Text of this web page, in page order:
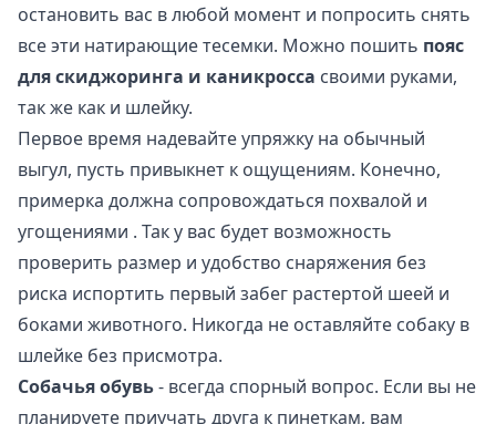
остановить вас в любой момент и попросить снять
все эти натирающие тесемки. Можно пошить пояс
для скиджоринга и каникросса своими руками,
так же как и шлейку.
Первое время надевайте упряжку на обычный
выгул, пусть привыкнет к ощущениям. Конечно,
примерка должна сопровождаться похвалой и
угощениями . Так у вас будет возможность
проверить размер и удобство снаряжения без
риска испортить первый забег растертой шеей и
боками животного. Никогда не оставляйте собаку в
шлейке без присмотра.
Собачья обувь- всегда спорный вопрос. Если вы не
планируете приучать друга к пинеткам, вам